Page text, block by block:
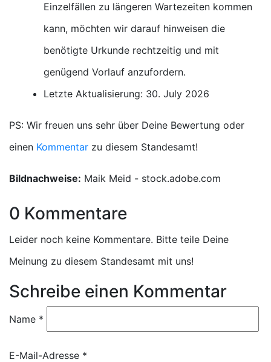
Einzelfällen zu längeren Wartezeiten kommen
kann, möchten wir darauf hinweisen die
benötigte Urkunde rechtzeitig und mit
genügend Vorlauf anzufordern.
Letzte Aktualisierung: 30. July 2026
PS: Wir freuen uns sehr über Deine Bewertung oder
einen Kommentar zu diesem Standesamt!
Bildnachweise: Maik Meid - stock.adobe.com
0 Kommentare
Leider noch keine Kommentare. Bitte teile Deine
Meinung zu diesem Standesamt mit uns!
Schreibe einen Kommentar
Name *
E-Mail-Adresse *